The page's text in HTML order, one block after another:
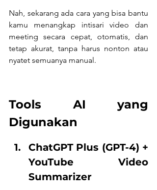
Nah, sekarang ada cara yang bisa bantu
kamu menangkap intisari video dan
meeting secara cepat, otomatis, dan
tetap akurat, tanpa harus nonton atau
nyatet semuanya manual.
Tools AI yang
Digunakan
ChatGPT Plus (GPT-4) +
YouTube Video
Summarizer